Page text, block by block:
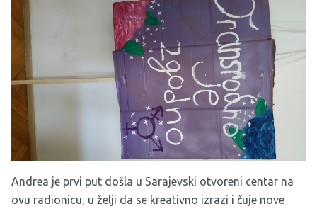
Andrea je prvi put došla u Sarajevski otvoreni centar na
ovu radionicu, u želji da se kreativno izrazi i čuje nove